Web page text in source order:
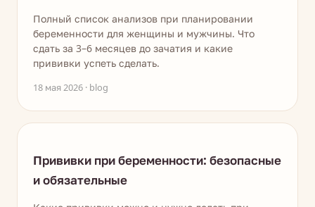
Полный список анализов при планировании
беременности для женщины и мужчины. Что
сдать за 3–6 месяцев до зачатия и какие
прививки успеть сделать.
18 мая 2026 · blog
Прививки при беременности: безопасные
и обязательные